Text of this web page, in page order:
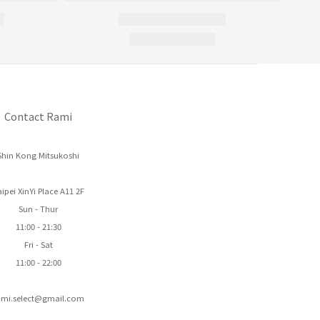
Contact Rami
Kong Mitsukoshi
XinYi Place A11 2F
Sun - Thur
11:00 - 21:30
Fri - Sat
11:00 - 22:00